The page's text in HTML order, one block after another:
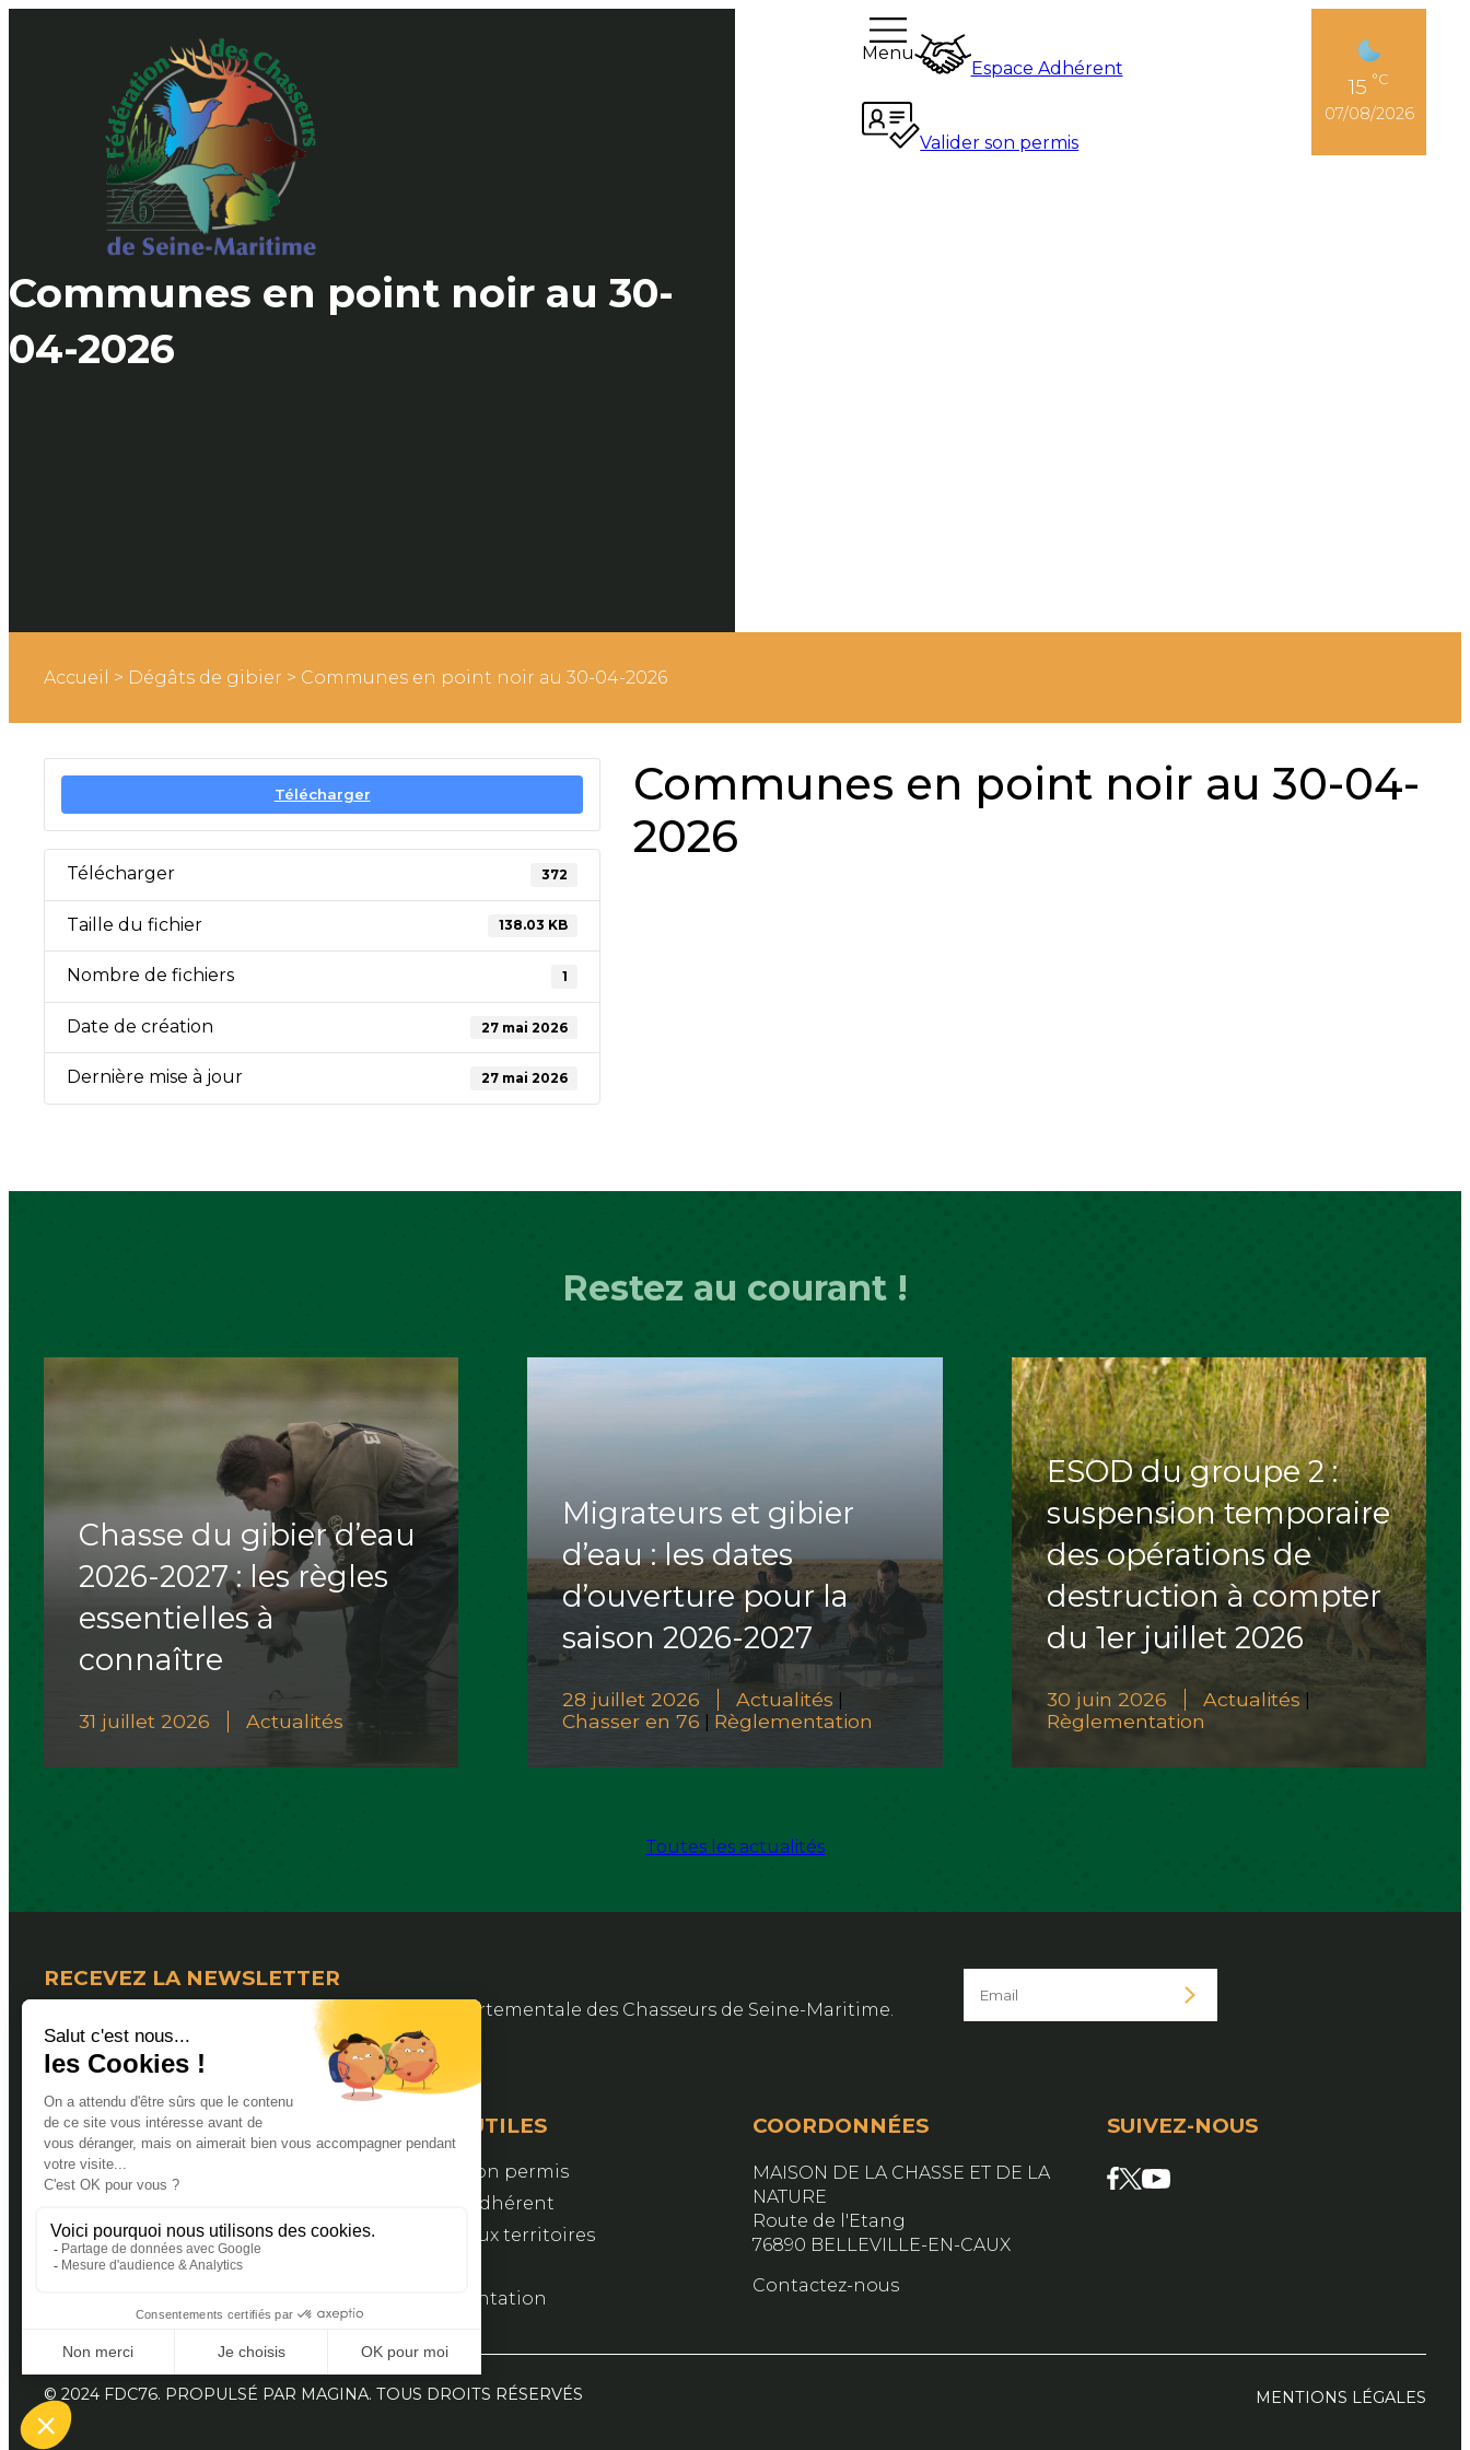
Menu
Espace Adhérent
Valider son permis
07/08/2026
15 °C
Communes en point noir au 30-
04-2026
Accueil > Dégâts de gibier > Communes en point noir au 30-04-2026
Télécharger
Télécharger 372
Taille du fichier 138.03 KB
Nombre de fichiers 1
Date de création 27 mai 2026
Dernière mise à jour 27 mai 2026
Communes en point noir au 30-04-
2026
Restez au courant !
Chasse du gibier d’eau
2026-2027 : les règles
essentielles à
connaître
31 juillet 2026 Actualités
Migrateurs et gibier
d’eau : les dates
d’ouverture pour la
saison 2026-2027
28 juillet 2026 Actualités
Chasser en 76 Règlementation
ESOD du groupe 2 :
suspension temporaire
des opérations de
destruction à compter
du 1er juillet 2026
30 juin 2026 Actualités
Règlementation
Toutes les actualités
RECEVEZ LA NEWSLETTER
Pour suivre les actualités de la Fédération Départementale des Chasseurs de Seine-Maritime.
LIENS UTILES
Valider son permis
Espace adhérent
Bourse aux territoires
Documentation
COORDONNÉES
MAISON DE LA CHASSE ET DE LA
NATURE
Route de l'Etang
76890 BELLEVILLE-EN-CAUX
Contactez-nous
SUIVEZ-NOUS
Facebook
X YouTube
© 2024 FDC76. PROPULSÉ PAR MAGINA. TOUS DROITS RÉSERVÉS MENTIONS LÉGALES